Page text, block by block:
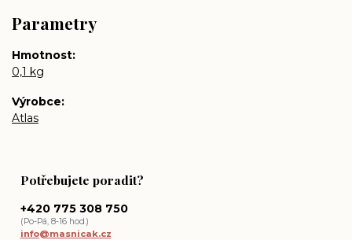
Parametry
Hmotnost
0,1 kg
Výrobce
Atlas
Potřebujete poradit?
+420 775 308 750
(Po-Pá, 8-16 hod.)
info@masnicak.cz